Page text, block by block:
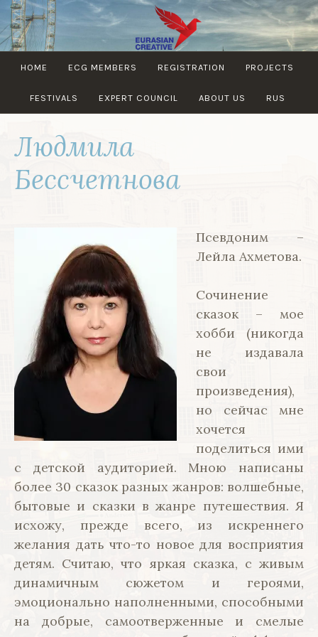
Skip
to
content
EURASIAN
CREATIVE
GUILD
HOME ECG MEMBERS REGISTRATION PROJECTS
FESTIVALS EXPERT COUNCIL ABOUT US RUS
Людмила
Бессчетнова
Псевдоним –
Лейла Ахметова.
Сочинение
сказок – мое
хобби (никогда
не издавала
свои
произведения),
но сейчас мне
хочется
поделиться ими
с детской аудиторией. Мною написаны
более 30 сказок разных жанров: волшебные,
бытовые и сказки в жанре путешествия. Я
исхожу, прежде всего, из искреннего
желания дать что-то новое для восприятия
детям. Считаю, что яркая сказка, с живым
динамичным сюжетом и героями,
эмоционально наполненными, способными
на добрые, самоотверженные и смелые